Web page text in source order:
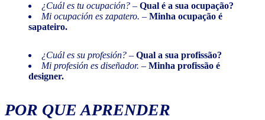
¿Cuál es tu ocupación? – Qual é a sua ocupação?
Mi ocupación es zapatero. – Minha ocupação é
sapateiro.
¿Cuál es su profesión? – Qual a sua profissão?
Mi profesión es diseñador. – Minha profissão é
designer.
POR QUE APRENDER